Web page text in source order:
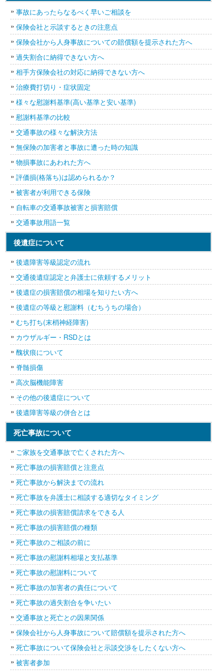
事故にあったらなるべく早いご相談を
保険会社と示談するときの注意点
保険会社から人身事故についての賠償額を提示された方へ
過失割合に納得できない方へ
相手方保険会社の対応に納得できない方へ
治療費打切り・症状固定
様々な慰謝料基準(高い基準と安い基準)
慰謝料基準の比較
交通事故の様々な解決方法
無保険の加害者と事故に遭った時の知識
物損事故にあわれた方へ
評価損(格落ち)は認められるか？
被害者が利用できる保険
自転車の交通事故被害と損害賠償
交通事故用語一覧
後遺症について
後遺障害等級認定の流れ
交通後遺症認定と弁護士に依頼するメリット
後遺症の損害賠償の相場を知りたい方へ
後遺症の等級と慰謝料（むちうちの場合）
むち打ち(末梢神経障害)
カウザルギー・RSDとは
醜状痕について
脊髄損傷
高次脳機能障害
その他の後遺症について
後遺障害等級の併合とは
死亡事故について
ご家族を交通事故で亡くされた方へ
死亡事故の損害賠償と注意点
死亡事故から解決までの流れ
死亡事故を弁護士に相談する適切なタイミング
死亡事故の損害賠償請求をできる人
死亡事故の損害賠償の種類
死亡事故のご相談の前に
死亡事故の慰謝料相場と支払基準
死亡事故の慰謝料について
死亡事故の加害者の責任について
死亡事故の過失割合を争いたい
交通事故と死亡との因果関係
保険会社から人身事故について賠償額を提示された方へ
死亡事故について保険会社と示談交渉をしたくない方へ
被害者参加